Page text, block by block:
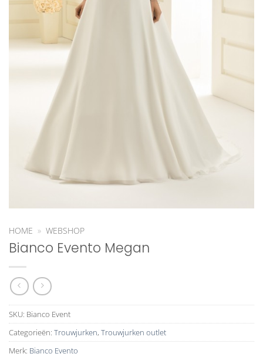
HOME » WEBSHOP
Bianco Evento Megan
SKU: Bianco Event
Categorieën: Trouwjurken, Trouwjurken outlet
Merk: Bianco Evento